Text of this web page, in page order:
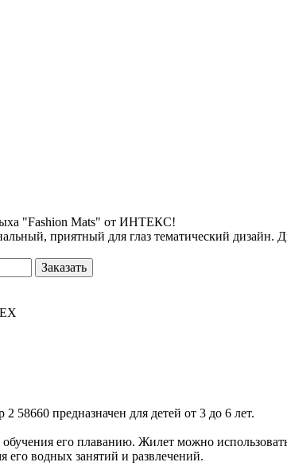
"Fashion Mats" от ИНТЕКС!
приятный для глаз тематический дизайн.
Заказать
58660 предназначен для детей от 3 до 6 лет.
его плаванию. Жилет можно
его водных занятий и развлечений.